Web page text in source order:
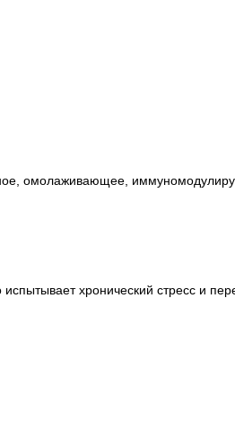
омолаживающее,
хронический стресс и